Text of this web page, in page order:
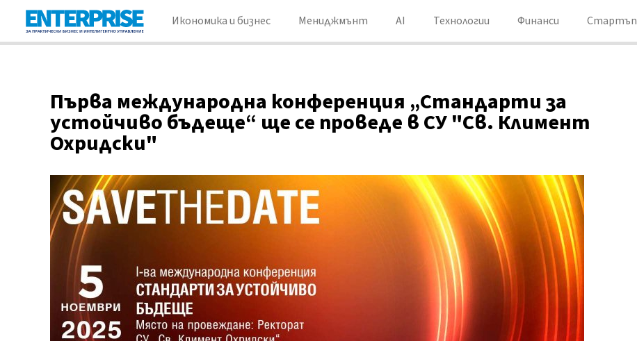
Икономика и бизнес Мениджмънт AI Технологии Финанси Стартъп
Първа международна конференция „Стандарти за
устойчиво бъдеще“ ще се проведе в СУ "Св. Климент
Охридски"